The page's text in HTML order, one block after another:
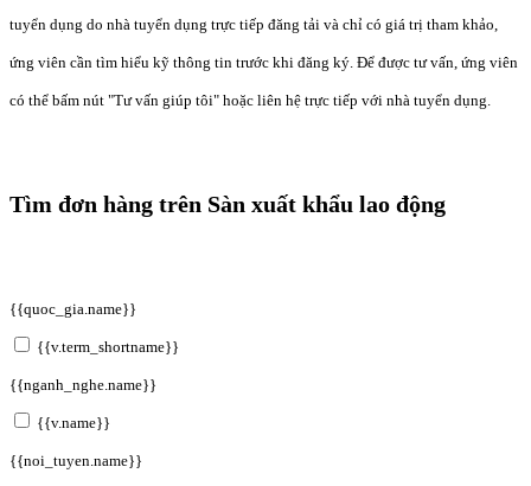
tuyển dụng do nhà tuyển dụng trực tiếp đăng tải và chỉ có giá trị tham khảo,
ứng viên cần tìm hiểu kỹ thông tin trước khi đăng ký. Để được tư vấn, ứng viên
có thể bấm nút "Tư vấn giúp tôi" hoặc liên hệ trực tiếp với nhà tuyển dụng.
Tìm đơn hàng trên Sàn xuất khẩu lao động
{{quoc_gia.name}}
{{v.term_shortname}}
{{nganh_nghe.name}}
{{v.name}}
{{noi_tuyen.name}}